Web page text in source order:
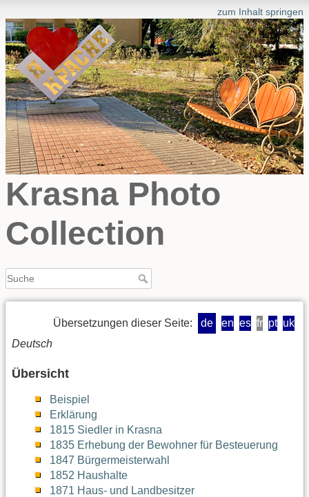
zum Inhalt springen
Krasna Photo
Collection
Übersetzungen dieser Seite: de en es fr pt uk
Deutsch
Übersicht
Beispiel
Erklärung
1815 Siedler in Krasna
1835 Erhebung der Bewohner für Besteuerung
1847 Bürgermeisterwahl
1852 Haushalte
1871 Haus- und Landbesitzer